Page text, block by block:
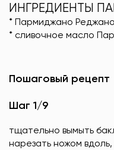
ИНГРЕДИЕНТЫ
* Пармиджано
* сливочное масло
Пошаговый рецепт
Шаг 1/9
тщательно вымыть
нарезать ножом